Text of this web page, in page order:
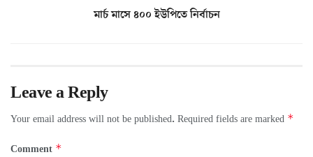
মার্চ মাসে ৪০০ ইউপিতে নির্বাচন
Leave a Reply
Your email address will not be published. Required fields are marked *
Comment *